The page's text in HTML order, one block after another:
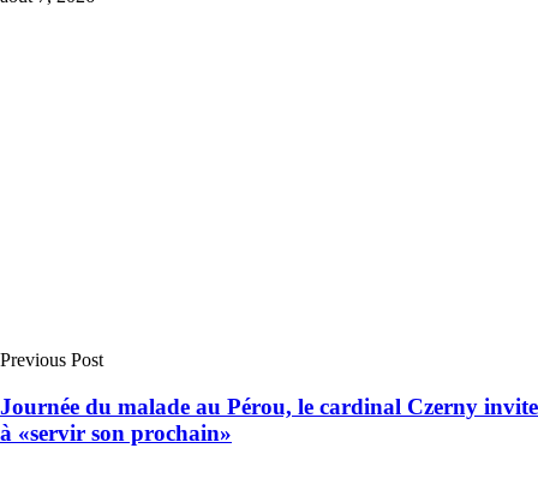
Previous Post
Journée du malade au Pérou, le cardinal Czerny invite
à «servir son prochain»